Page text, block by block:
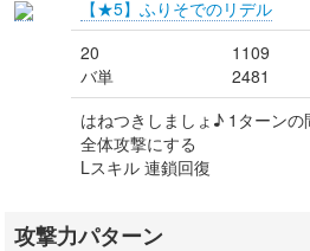
【★5】ふりそでのリデル
20
バ単
1109
2481
はねつきしましょ♪ 1ターン
全体攻撃にする
Lスキル 連鎖回復
攻撃力パターン